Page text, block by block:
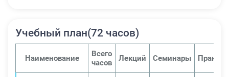
Учебный план(72 часов)
Наименование
Всего
часов
Лекций Семинары